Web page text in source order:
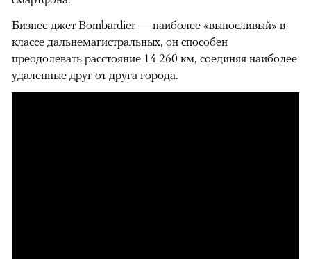
Бизнес-джет Bombardier — наиболее «выносливый» в
классе дальнемагистральных, он способен
преодолевать расстояние 14 260 км, соединяя наиболее
удаленные друг от друга города.